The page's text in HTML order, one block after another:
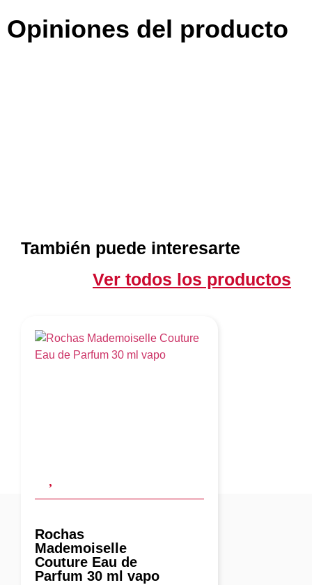
Opiniones del producto
También puede interesarte
Ver todos los productos
Rochas
Mademoiselle
Couture Eau de
Parfum 30 ml vapo